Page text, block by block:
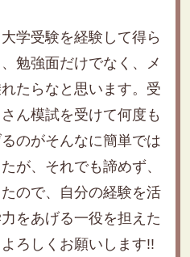
学受験を経験して得ら
勉強面だけでなく、メ
たらなと思います。受
ん模試を受けて何度も
のがそんなに簡単では
が、それでも諦めず、
ので、自分の経験を活
をあげる一役を担えた
ろしくお願いします!!